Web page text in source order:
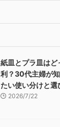
紙皿とプラ皿はど
利？30代主婦が
たい使い分けと選
2026/7/22